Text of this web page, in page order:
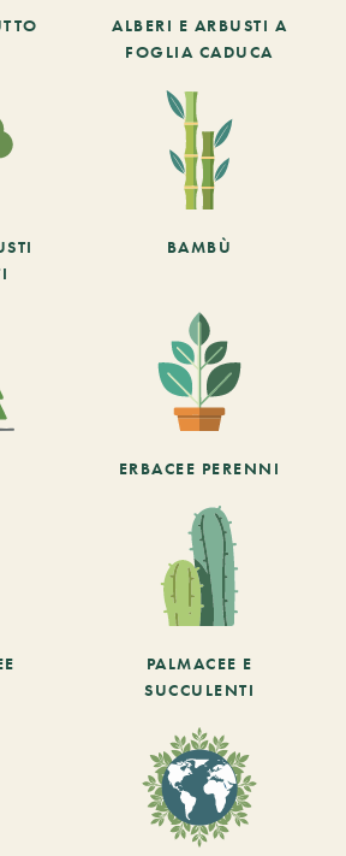
ALBERI E ARBUSTI A
FOGLIA CADUCA
BAMBÙ
ERBACEE PERENNI
PALMACEE E
SUCCULENTI